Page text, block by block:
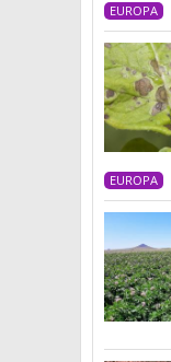
EUROPA
EUROPA